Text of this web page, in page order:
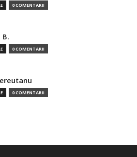
0 COMENTARII
B.
0 COMENTARII
0 COMENTARII